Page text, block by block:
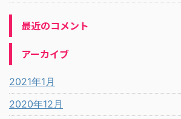
最近のコメント
アーカイブ
2021年1月
2020年12月